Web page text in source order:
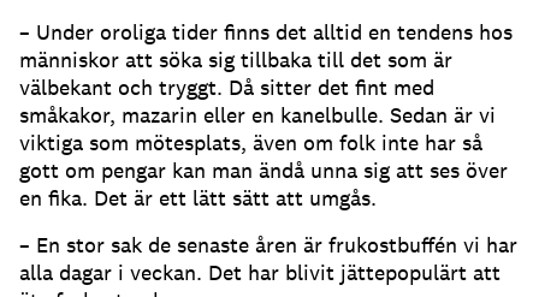
– Under oroliga tider finns det alltid en tendens hos
människor att söka sig tillbaka till det som är
välbekant och tryggt. Då sitter det fint med
småkakor, mazarin eller en kanelbulle. Sedan är vi
viktiga som mötesplats, även om folk inte har så
gott om pengar kan man ändå unna sig att ses över
en fika. Det är ett lätt sätt att umgås.
– En stor sak de senaste åren är frukostbuffén vi har
alla dagar i veckan. Det har blivit jättepopulärt att